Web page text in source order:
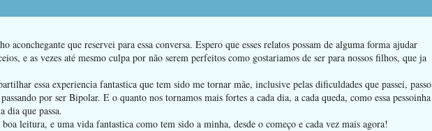
aconchegante que reservei para essa conversa. Espero que esses relatos possam de alguma forma ajudar
e as vezes até mesmo culpa por não serem perfeitos como gostariamos de ser para nossos filhos, que ja
essa experiencia fantastica que tem sido me tornar mãe, inclusive pelas dificuldades que passei, passo
por ser Bipolar. E o quanto nos tornamos mais fortes a cada dia, a cada queda, como essa pessoinha
dia que passa.
leitura, e uma vida fantastica como tem sido a minha, desde o começo e cada vez mais agora!